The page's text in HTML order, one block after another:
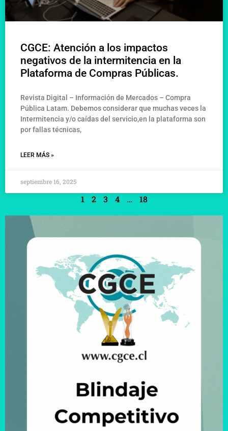
CGCE: Atención a los impactos
negativos de la intermitencia en la
Plataforma de Compras Públicas.
Revista Digital – Información de Mercados – Compra
Pública Latam. Debemos considerar que muchas veces la
Intermitencia y/o caídas del servicio,en la plataforma son
por fallas técnicas,
LEER MÁS »
septiembre 16, 2025
1 2 3 4 … 18